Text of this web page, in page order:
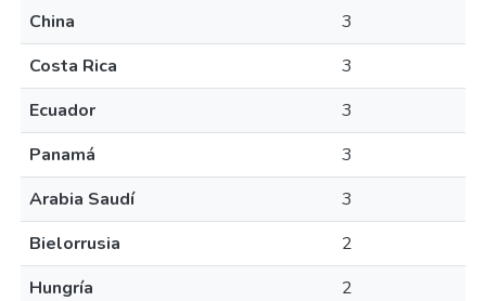
China
3
Costa Rica
3
Ecuador
3
Panamá
3
Arabia Saudí
3
Bielorrusia
2
Hungría
2